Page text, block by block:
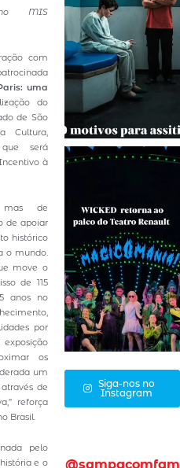
MIS
com
uma
do
de São
Cultura,
será
à
mas de
de apoiar
histórico
o mundo.
move o
de 115
anos no
por
os
um
de
reforça
Brasil.
pelo
e o
Siga-nos no
Instagram
@sampacomfam